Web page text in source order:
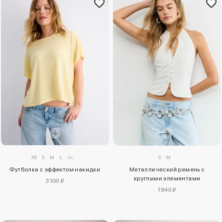
XS S M L XL
Футболка с эффектом накидки
3100 ₽
S M
Металлический ремень с
круглыми элементами
1940 ₽